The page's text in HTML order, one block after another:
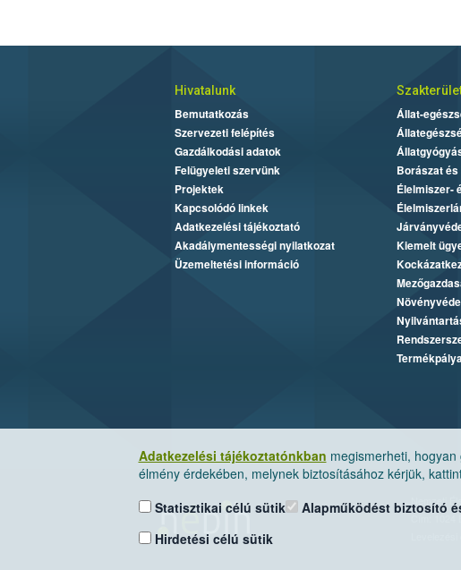
Adatkezelési tájékoztatónkban megismerheti,
élmény érdekében, melynek biztosításához kérjük,
Statisztikai célú sütik
Hirdetési célú sütik
Alapműködést biztosító
Hivatalunk
Bemutatkozás
Szervezeti felépítés
Gazdálkodási adatok
Felügyeleti szervünk
Projektek
Kapcsolódó linkek
Adatkezelési tájékoztató
Akadálymentességi nyilatkozat
Üzemeltetési információ
Állat-
Borászat
Élelmiszer-
Kiemelt
Nemzeti